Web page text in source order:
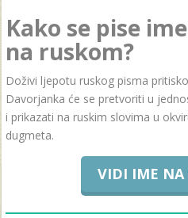
Kako se pise
na ruskom?
Doživi ljepotu ruskog pisma
Davorjanka će se pretvoriti u
i prikazati na ruskim slovima u
dugmeta.
VIDI IME NA